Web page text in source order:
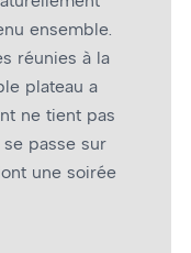
ensemble.
réunies à la
plateau a
ne tient pas
passe sur
une soirée